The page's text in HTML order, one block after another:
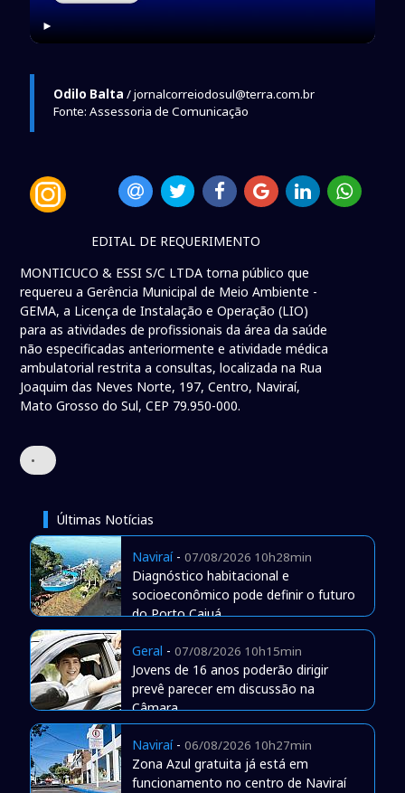
►
Odilo Balta / jornalcorreiodosul@terra.com.br
Fonte: Assessoria de Comunicação
EDITAL DE REQUERIMENTO
MONTICUCO & ESSI S/C LTDA torna público que
requereu a Gerência Municipal de Meio Ambiente -
GEMA, a Licença de Instalação e Operação (LIO)
para as atividades de profissionais da área da saúde
não especificadas anteriormente e atividade médica
ambulatorial restrita a consultas, localizada na Rua
Joaquim das Neves Norte, 197, Centro, Naviraí,
Mato Grosso do Sul, CEP 79.950-000.
•
Últimas Notícias
Naviraí- 07/08/2026 10h28min
Diagnóstico habitacional e
socioeconômico pode definir o futuro
do Porto Caiuá
Geral - 07/08/2026 10h15min
Jovens de 16 anos poderão dirigir
prevê parecer em discussão na
Câmara
Naviraí- 06/08/2026 10h27min
Zona Azul gratuita já está em
funcionamento no centro de Naviraí